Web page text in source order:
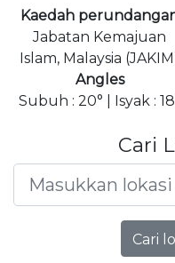
Kaedah
Jabatan Kemajuan
Islam, Malaysia
Angles
Subuh : 20° | Isyak :
Cari
Cari